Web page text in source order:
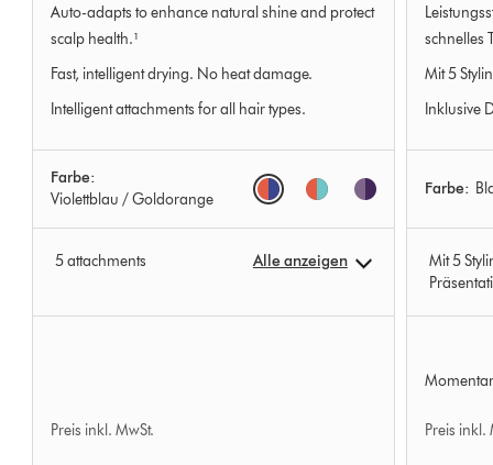
stars
out
5
from
Auto-adapts to enhance natural shine and protect
scalp health.¹
Fast, intelligent drying. No heat damage.
Intelligent attachments for all hair types.
Farbe:
Violettblau / Goldorange
Options
5 attachments Alle anzeigen
Preis inkl. MwSt.
stars
out
5
from
schnelles
Mit 5
Inklusive
Farbe:
Mit 5
Preis inkl.